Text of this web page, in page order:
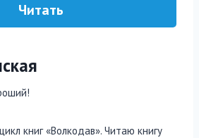
Читать
книг «Волкодав». Читаю книгу